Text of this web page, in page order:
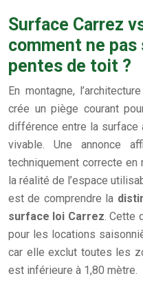
Surface Carrez
comment ne
pentes de toit ?
En montagne,
crée un piège courant
différence entre la surface
vivable. Une annonce
techniquement correcte
la réalité de l’espace
est de comprendre la
surface loi Carrez. Cette
pour les locations
car elle exclut toutes les
est inférieure à 1,80 mètre.